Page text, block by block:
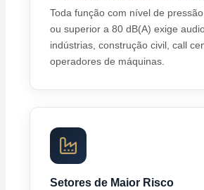
Toda função com nível de
ou superior a 80 dB(A) exige
indústrias, construção civil, call
operadores de máquinas.
Setores de Maior Risco